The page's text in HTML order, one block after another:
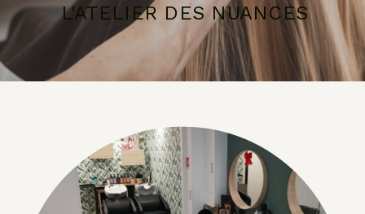
L'ATELIER DES NUANCES